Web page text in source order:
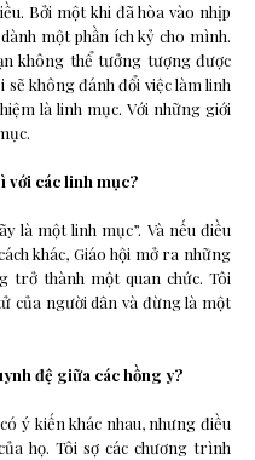
Bởi một khi đã hòa vào nhịp
một phần ích kỷ cho mình.
không thể tưởng tượng được
sẽ không đánh đổi việc làm linh
là linh mục. Với những giới
với các linh mục?
là một linh mục”. Và nếu điều
khác, Giáo hội mở ra những
trở thành một quan chức. Tôi
của người dân và đừng là một
đệ giữa các hồng y?
ý kiến ​​khác nhau, nhưng điều
họ. Tôi sợ các chương trình